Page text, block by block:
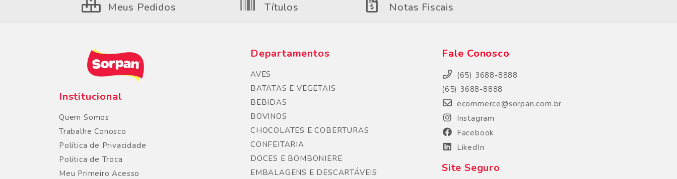
Meus Pedidos Títulos Notas Fiscais
Institucional
Quem Somos
Trabalhe Conosco
Política de Privacidade
Politica de Troca
Meu Primeiro Acesso
Departamentos
AVES
BATATAS E VEGETAIS
BEBIDAS
BOVINOS
CHOCOLATES E COBERTURAS
CONFEITARIA
DOCES E BOMBONIERE
EMBALAGENS E DESCARTÁVEIS
Fale Conosco
(65) 3688-8888
(65) 3688-8888
ecommerce@sorpan.com.br
Instagram
Facebook
LikedIn
Site Seguro